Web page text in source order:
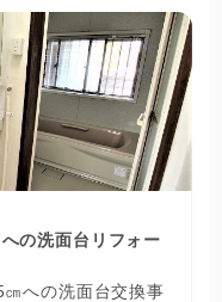
の洗面台リフォー
への洗面台交換事